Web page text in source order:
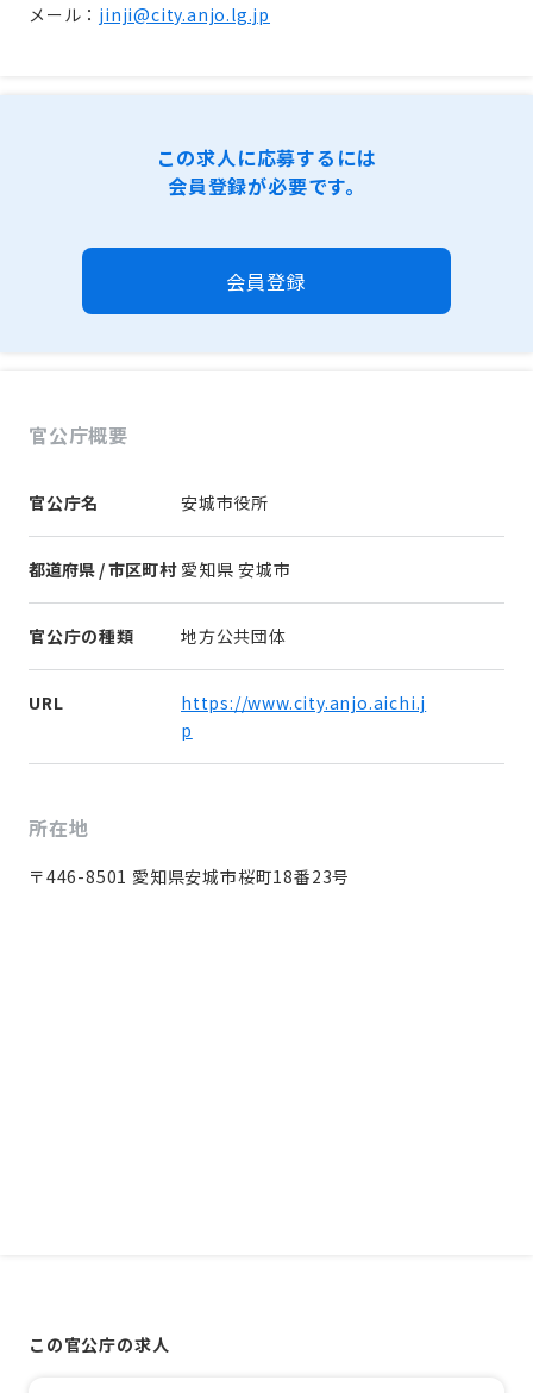
メール： jinji@city.anjo.lg.jp
この求人に応募するには
会員登録が必要です。
会員登録
官公庁概要
官公庁名 安城市役所
都道府県 / 市区町村 愛知県 安城市
官公庁の種類 地方公共団体
URL
https://www.city.anjo.aichi.j
p
所在地
〒446-8501 愛知県安城市桜町18番23号
この官公庁の求人